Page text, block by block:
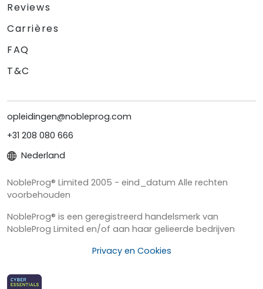
Reviews
Carrières
FAQ
T&C
opleidingen@nobleprog.com
+31 208 080 666
Nederland
NobleProg® Limited 2005 - eind_datum Alle rechten
voorbehouden
NobleProg® is een geregistreerd handelsmerk van
NobleProg Limited en/of aan haar gelieerde bedrijven
Privacy en Cookies